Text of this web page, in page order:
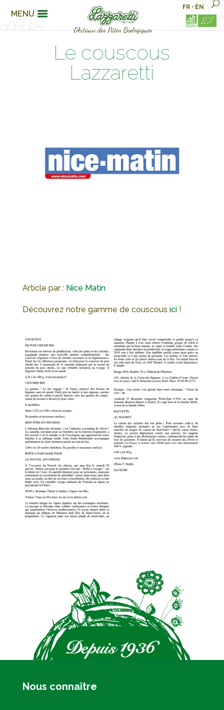
MENU
FR • EN
Le couscous
Lazzaretti
Article par : Nice Matin
Découvrez notre gamme de couscous ici!
Nous connaître